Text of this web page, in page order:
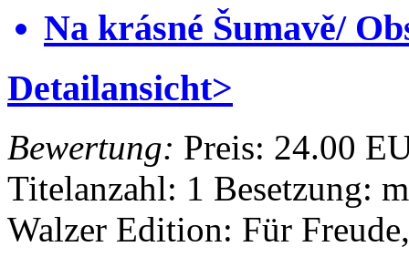
Na krásné Šumavě/
Detailansicht>
Bewertung: Preis: 24.00
Titelanzahl: 1 Besetzung:
Walzer Edition: Für